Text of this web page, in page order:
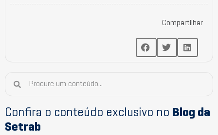
Compartilhar
Confira o conteúdo exclusivo no Blog da
Setrab